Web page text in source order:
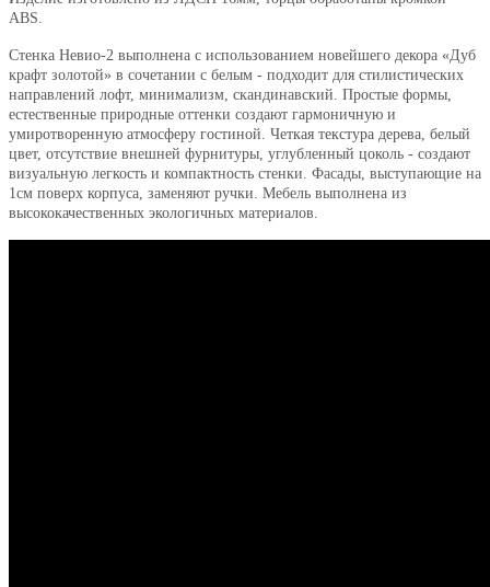
ABS.
Стенка Невио-2 выполнена с использованием новейшего декора «Дуб
крафт золотой» в сочетании с белым - подходит для стилистических
направлений лофт, минимализм, скандинавский. Простые формы,
естественные природные оттенки создают гармоничную и
умиротворенную атмосферу гостиной. Четкая текстура дерева, белый
цвет, отсутствие внешней фурнитуры, углубленный цоколь - создают
визуальную легкость и компактность стенки. Фасады, выступающие на
1см поверх корпуса, заменяют ручки. Мебель выполнена из
высококачественных экологичных материалов.